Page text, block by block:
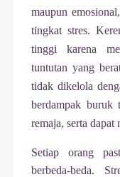
maupun
tingkat stres.
tinggi karena
tuntutan yang
tidak dikelola
berdampak buruk
remaja, serta dapat
Setiap orang
berbeda-beda.